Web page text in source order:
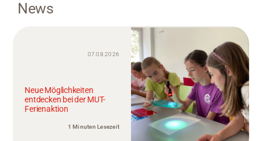
News
07.08.2026
Neue Möglichkeiten
entdecken bei der MUT-
Ferienaktion
1 Minuten Lesezeit